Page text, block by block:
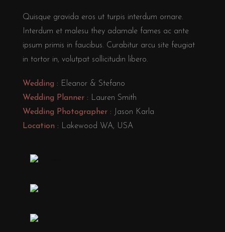
Quisque gravida eros ut turpis interdum ornare.
Interdum et malesu they adamale fames ac ante
ipsum primis in faucibus. Curabitur arcu site feugiat
in tortor in, volutpat sollicitudin libero.
Wedding : Eleanor & Stefano
Wedding Planner : Lauren Smith
Wedding Photographer : Jason Karla
Location : Lakewood WA, USA